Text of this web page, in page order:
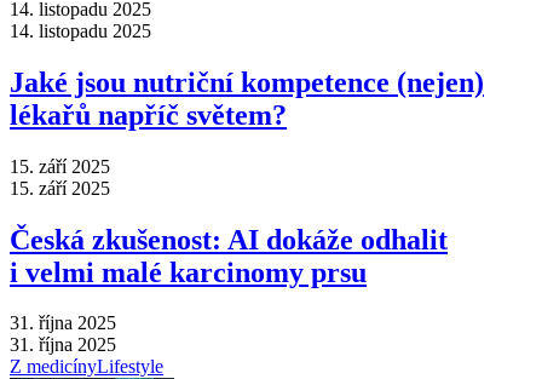
14. listopadu 2025
14. listopadu 2025
Jaké jsou nutriční kompetence (nejen)
lékařů napříč světem?
15. září 2025
15. září 2025
Česká zkušenost: AI dokáže odhalit
i velmi malé karcinomy prsu
31. října 2025
31. října 2025
Z medicínyLifestyle